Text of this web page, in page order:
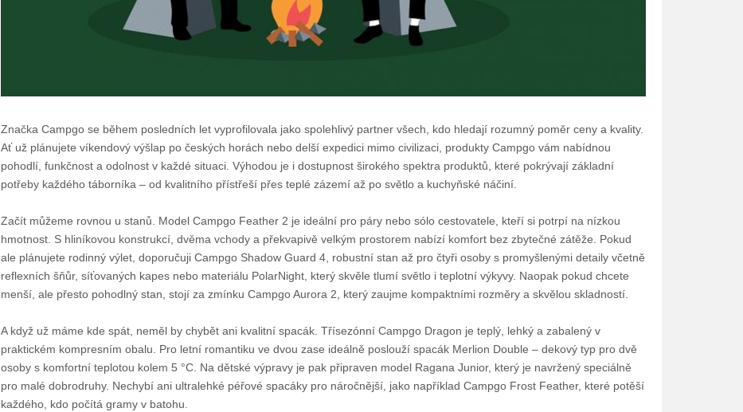
Značka Campgo se během posledních let vyprofilovala jako spolehlivý partner všech, kdo hledají rozumný poměr ceny a kvality.
Ať už plánujete víkendový výšlap po českých horách nebo delší expedici mimo civilizaci, produkty Campgo vám nabídnou
pohodlí, funkčnost a odolnost v každé situaci. Výhodou je i dostupnost širokého spektra produktů, které pokrývají základní
potřeby každého táborníka – od kvalitního přístřeší přes teplé zázemí až po světlo a kuchyňské náčiní.
Začít můžeme rovnou u stanů. Model Campgo Feather 2 je ideální pro páry nebo sólo cestovatele, kteří si potrpí na nízkou
hmotnost. S hliníkovou konstrukcí, dvěma vchody a překvapivě velkým prostorem nabízí komfort bez zbytečné zátěže. Pokud
ale plánujete rodinný výlet, doporučuji Campgo Shadow Guard 4, robustní stan až pro čtyři osoby s promyšlenými detaily včetně
reflexních šňůr, síťovaných kapes nebo materiálu PolarNight, který skvěle tlumí světlo i teplotní výkyvy. Naopak pokud chcete
menší, ale přesto pohodlný stan, stojí za zmínku Campgo Aurora 2, který zaujme kompaktními rozměry a skvělou skladností.
A když už máme kde spát, neměl by chybět ani kvalitní spacák. Třísezónní Campgo Dragon je teplý, lehký a zabalený v
praktickém kompresním obalu. Pro letní romantiku ve dvou zase ideálně poslouží spacák Merlion Double – dekový typ pro dvě
osoby s komfortní teplotou kolem 5 °C. Na dětské výpravy je pak připraven model Ragana Junior, který je navržený speciálně
pro malé dobrodruhy. Nechybí ani ultralehké péřové spacáky pro náročnější, jako například Campgo Frost Feather, které potěší
každého, kdo počítá gramy v batohu.